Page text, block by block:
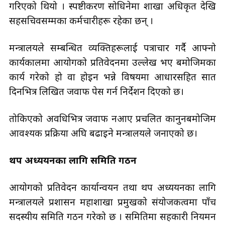
गरिएको थियो । स्पष्टीकरण सोधिनेमा शाखा अधिकृत देखि
सहसचिवसम्मका कर्मचारीहरू रहेका छन् ।
मन्त्रालयले सम्बन्धित व्यक्तिहरूलाई पत्राचार गर्दै आफ्नो
कार्यकालमा आयोगको प्रतिवेदनमा उल्लेख भए बमोजिमका
कार्य गरेको हो वा होइन भन्ने विषयमा आधारसहित सात
दिनभित्र लिखित जवाफ पेस गर्न निर्देशन दिएको छ।
तोकिएको अवधिभित्र जवाफ नआए प्रचलित कानुनबमोजिम
आवश्यक प्रक्रिया अघि बढाइने मन्त्रालयले जनाएको छ।
थप अध्ययनका लागि समिति गठन
आयोगको प्रतिवेदन कार्यान्वयन तथा थप अध्ययनका लागि
मन्त्रालयले प्रशासन महाशाखा प्रमुखको संयोजकत्वमा पाँच
सदस्यीय समिति गठन गरेको छ । समितिमा सहकारी नियमन